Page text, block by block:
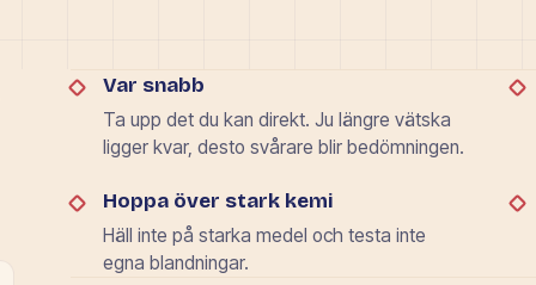
Var snabb
Ta upp det du kan direkt. Ju längre vätska
ligger kvar, desto svårare blir bedömningen.
Hoppa över stark kemi
Häll inte på starka medel och testa inte
egna blandningar.